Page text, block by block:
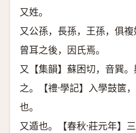
又姓。
又公孫，長孫，王孫，俱
曾耳之後，因氏焉。
又【集韻】蘇困切，音巽
之。【禮·學記】入學鼓篋
也。
又遁也。【春秋·莊元年】